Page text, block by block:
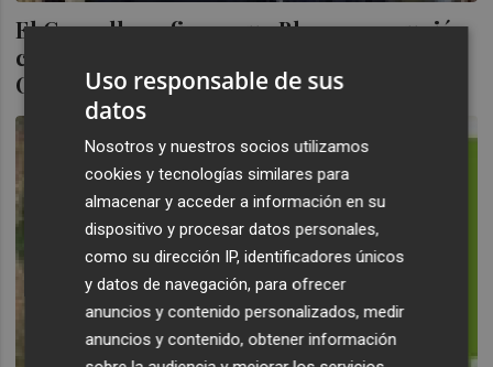
El Consell confirma que Blasco se reunió
con Urdangarín para tratar la Valencia
OlímpicaUso responsable de sus
datos
Nosotros y nuestros socios utilizamos
cookies y tecnologías similares para
almacenar y acceder a información en su
dispositivo y procesar datos personales,
como su dirección IP, identificadores únicos
y datos de navegación, para ofrecer
anuncios y contenido personalizados, medir
anuncios y contenido, obtener información